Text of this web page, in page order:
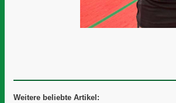
Weitere beliebte Artikel: